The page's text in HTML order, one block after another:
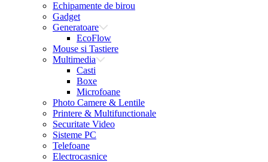
Echipamente de birou
Gadget
Generatoare
EcoFlow
Mouse si Tastiere
Multimedia
Casti
Boxe
Microfoane
Photo Camere & Lentile
Printere & Multifunctionale
Securitate Video
Sisteme PC
Telefoane
Electrocasnice